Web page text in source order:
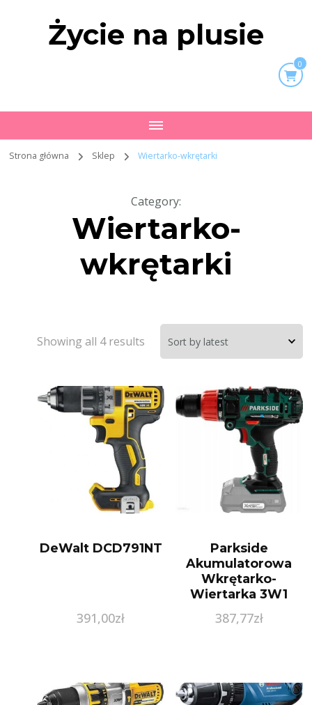
Życie na plusie
0
Strona główna Sklep Wiertarko-wkrętarki
Category:
Wiertarko-
wkrętarki
Showing all 4 results
DeWalt DCD791NT
391,00zł
Parkside
Akumulatorowa
Wkrętarko-
Wiertarka 3W1
387,77zł